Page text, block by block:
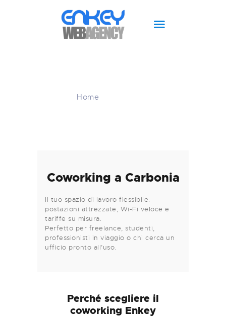
Home
PIANO EDITORIALE
Coworking a Carbonia
Il tuo spazio di lavoro flessibile:
postazioni attrezzate, Wi-Fi veloce e
tariffe su misura.
Perfetto per freelance, studenti,
professionisti in viaggio o chi cerca un
ufficio pronto all’uso.
Perché scegliere il
coworking Enkey